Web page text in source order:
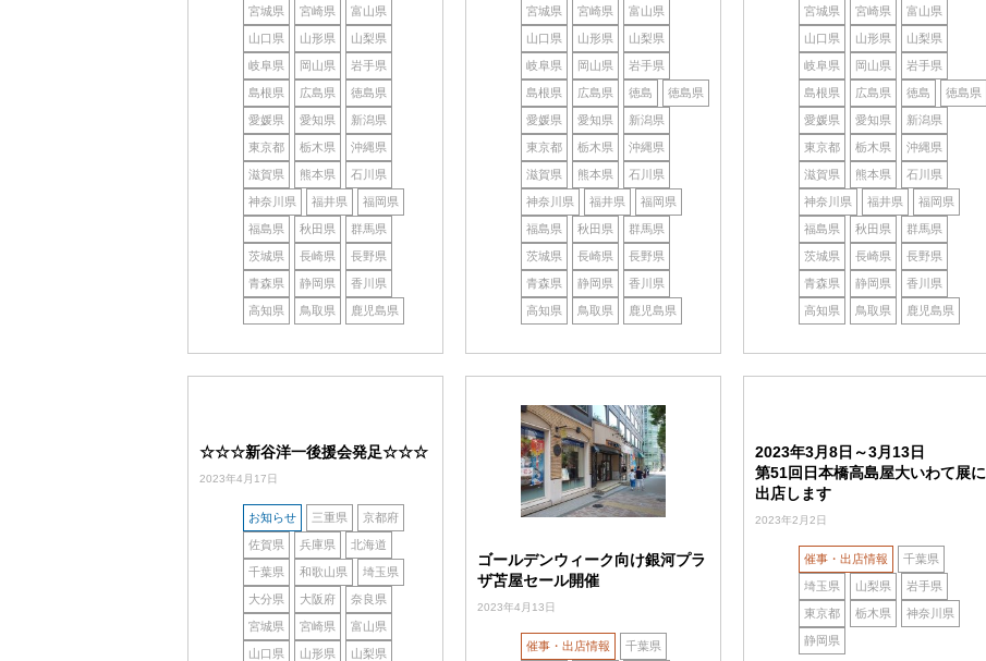
宮城県 宮崎県 富山県
山口県 山形県 山梨県
岐阜県 岡山県 岩手県
島根県 広島県 徳島県
愛媛県 愛知県 新潟県
東京都 栃木県 沖縄県
滋賀県 熊本県 石川県
神奈川県 福井県 福岡県
福島県 秋田県 群馬県
茨城県 長崎県 長野県
青森県 静岡県 香川県
高知県 鳥取県 鹿児島県
宮城県 宮崎県 富山県
山口県 山形県 山梨県
岐阜県 岡山県 岩手県
島根県 広島県 徳島 徳島県
愛媛県 愛知県 新潟県
東京都 栃木県 沖縄県
滋賀県 熊本県 石川県
神奈川県 福井県 福岡県
福島県 秋田県 群馬県
茨城県 長崎県 長野県
青森県 静岡県 香川県
高知県 鳥取県 鹿児島県
宮城県 宮崎県 富山県
山口県 山形県 山梨県
岐阜県 岡山県 岩手県
島根県 広島県 徳島 徳島県
愛媛県 愛知県 新潟県
東京都 栃木県 沖縄県
滋賀県 熊本県 石川県
神奈川県 福井県 福岡県
福島県 秋田県 群馬県
茨城県 長崎県 長野県
青森県 静岡県 香川県
高知県 鳥取県 鹿児島県
☆☆☆新谷洋一後援会発足☆☆☆
2023年4月17日
お知らせ 三重県 京都府
佐賀県 兵庫県 北海道
千葉県 和歌山県 埼玉県
大分県 大阪府 奈良県
宮城県 宮崎県 富山県
山口県 山形県 山梨県
ゴールデンウィーク向け銀河プラ
ザ苫屋セール開催
2023年4月13日
催事・出店情報 千葉県
2023年3月8日～3月13日
第51回日本橋高島屋大いわて展に
出店します
2023年2月2日
催事・出店情報 千葉県
埼玉県 山梨県 岩手県
東京都 栃木県 神奈川県
静岡県